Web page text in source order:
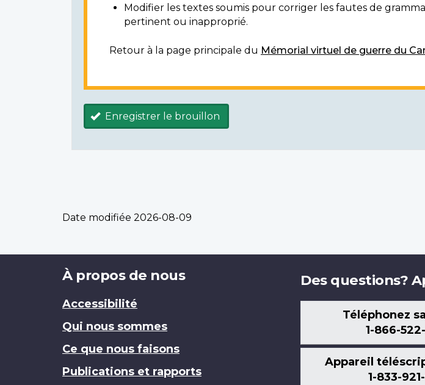
Modifier les textes soumis pour corriger les fautes de
pertinent ou inapproprié.
Retour à la page principale du Mémorial virtuel de guerre du
Enregistrer le brouillon
Date modifiée 2026-08-09
Brand
À propos de nous
Accessibilité
Qui nous sommes
Ce que nous faisons
Publications et rapports
Des questions?
Téléphonez
1-866-
Appareil
1-833-